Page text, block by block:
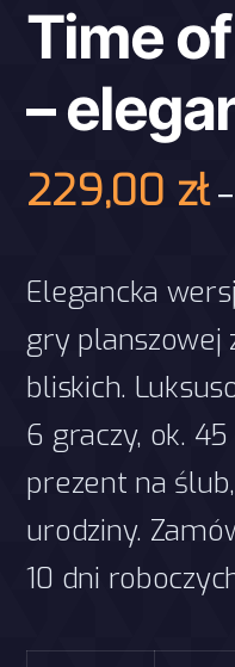
Time
–
229,00 zł –
Elegancka
gry planszowej
bliskich.
6 graczy, ok.
prezent na
urodziny.
10 dni